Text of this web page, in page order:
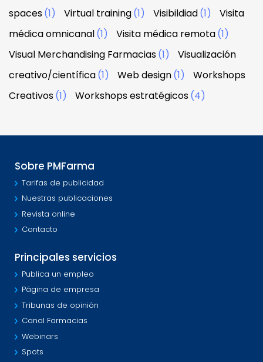
spaces(1) Virtual training(1) Visibildiad(1)
Visita
médica omnicanal(1) Visita médica remota(1)
Visual Merchandising Farmacias(1)
Visualización
creativo/científica(1) Web design(1)
Workshops
Creativos(1) Workshops estratégicos(4)
Sobre PMFarma
Tarifas de publicidad
Nuestras publicaciones
Revista online
Contacto
Principales servicios
Publica un empleo
Página de empresa
Tribunas de opinión
Canal Farmacias
Webinars
Spots